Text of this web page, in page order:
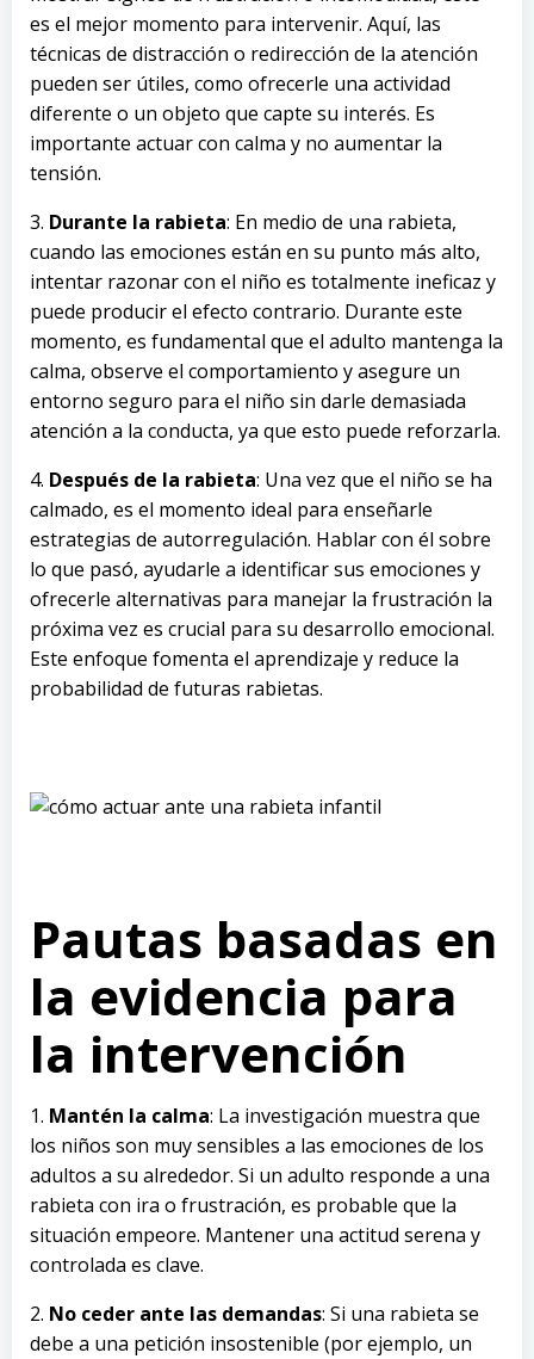
es el mejor momento para intervenir. Aquí, las
técnicas de distracción o redirección de la atención
pueden ser útiles, como ofrecerle una actividad
diferente o un objeto que capte su interés. Es
importante actuar con calma y no aumentar la
tensión.
3. Durante la rabieta: En medio de una rabieta,
cuando las emociones están en su punto más alto,
intentar razonar con el niño es totalmente ineficaz y
puede producir el efecto contrario. Durante este
momento, es fundamental que el adulto mantenga la
calma, observe el comportamiento y asegure un
entorno seguro para el niño sin darle demasiada
atención a la conducta, ya que esto puede reforzarla.
4. Después de la rabieta: Una vez que el niño se ha
calmado, es el momento ideal para enseñarle
estrategias de autorregulación. Hablar con él sobre
lo que pasó, ayudarle a identificar sus emociones y
ofrecerle alternativas para manejar la frustración la
próxima vez es crucial para su desarrollo emocional.
Este enfoque fomenta el aprendizaje y reduce la
probabilidad de futuras rabietas.
Pautas basadas en
la evidencia para
la intervención
1. Mantén la calma: La investigación muestra que
los niños son muy sensibles a las emociones de los
adultos a su alrededor. Si un adulto responde a una
rabieta con ira o frustración, es probable que la
situación empeore. Mantener una actitud serena y
controlada es clave.
2. No ceder ante las demandas: Si una rabieta se
debe a una petición insostenible (por ejemplo, un